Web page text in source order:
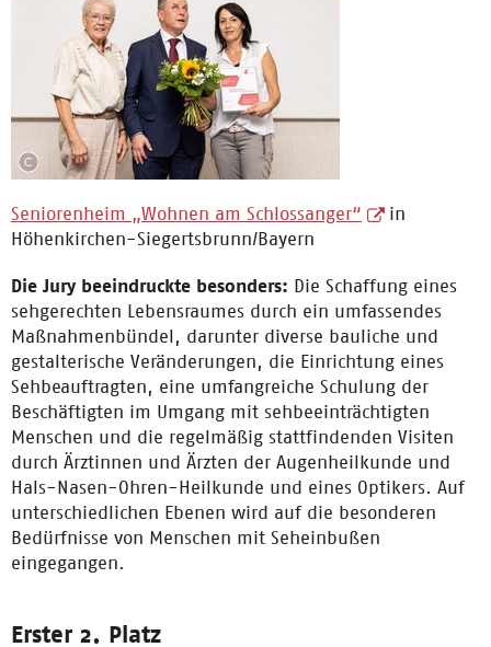
Seniorenheim „Wohnen am Schlossanger“
in
Höhenkirchen-Siegertsbrunn/Bayern
Die Jury beeindruckte besonders: Die Schaffung eines
sehgerechten Lebensraumes durch ein umfassendes
Maßnahmenbündel, darunter diverse bauliche und
gestalterische Veränderungen, die Einrichtung eines
Sehbeauftragten, eine umfangreiche Schulung der
Beschäftigten im Umgang mit sehbeeinträchtigten
Menschen und die regelmäßig stattfindenden Visiten
durch Ärztinnen und Ärzten der Augenheilkunde und
Hals-Nasen-Ohren-Heilkunde und eines Optikers. Auf
unterschiedlichen Ebenen wird auf die besonderen
Bedürfnisse von Menschen mit Seheinbußen
eingegangen.
Erster 2. Platz